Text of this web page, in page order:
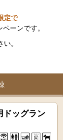
定で
ーンです。
。
ドッグラン